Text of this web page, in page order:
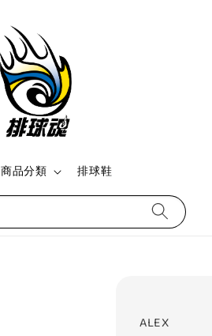
商品分類 排球鞋
ALEX